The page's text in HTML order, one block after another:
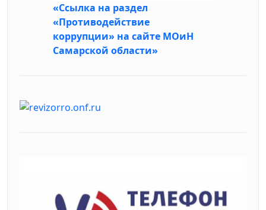
«Ссылка на раздел
«Противодействие
коррупции» на сайте МОиН
Самарской области»